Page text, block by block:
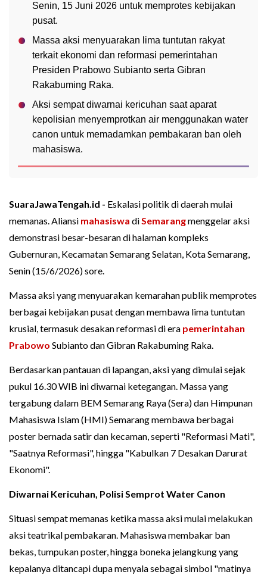
Senin, 15 Juni 2026 untuk memprotes kebijakan
pusat.
Massa aksi menyuarakan lima tuntutan rakyat
terkait ekonomi dan reformasi pemerintahan
Presiden Prabowo Subianto serta Gibran
Rakabuming Raka.
Aksi sempat diwarnai kericuhan saat aparat
kepolisian menyemprotkan air menggunakan water
canon untuk memadamkan pembakaran ban oleh
mahasiswa.
SuaraJawaTengah.id - Eskalasi politik di daerah mulai
memanas. Aliansi mahasiswa diSemarangmenggelar aksi
demonstrasi besar-besaran di halaman kompleks
Gubernuran, Kecamatan Semarang Selatan, Kota Semarang,
Senin (15/6/2026) sore.
Massa aksi yang menyuarakan kemarahan publik memprotes
berbagai kebijakan pusat dengan membawa lima tuntutan
krusial, termasuk desakan reformasi di era pemerintahan
Prabowo Subianto dan Gibran Rakabuming Raka.
Berdasarkan pantauan di lapangan, aksi yang dimulai sejak
pukul 16.30 WIB ini diwarnai ketegangan. Massa yang
tergabung dalam BEM Semarang Raya (Sera) dan Himpunan
Mahasiswa Islam (HMI) Semarang membawa berbagai
poster bernada satir dan kecaman, seperti "Reformasi Mati",
"Saatnya Reformasi", hingga "Kabulkan 7 Desakan Darurat
Ekonomi".
Diwarnai Kericuhan, Polisi Semprot Water Canon
Situasi sempat memanas ketika massa aksi mulai melakukan
aksi teatrikal pembakaran. Mahasiswa membakar ban
bekas, tumpukan poster, hingga boneka jelangkung yang
kepalanya ditancapi dupa menyala sebagai simbol "matinya